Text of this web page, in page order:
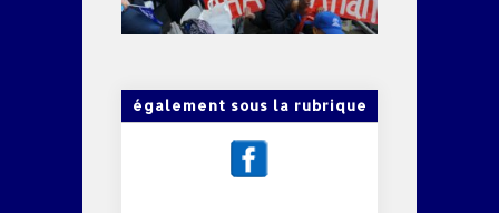
également sous la rubrique